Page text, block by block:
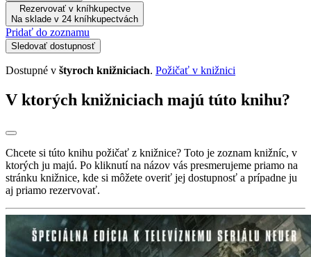
Rezervovať v kníhkupectve
Na sklade v 24 kníhkupectvách
Pridať do zoznamu
Sledovať dostupnosť
Dostupné v štyroch knižniciach. Požičať v knižnici
V ktorých knižniciach majú túto knihu?
Chcete si túto knihu požičať z knižnice? Toto je zoznam knižníc, v
ktorých ju majú. Po kliknutí na názov vás presmerujeme priamo na
stránku knižnice, kde si môžete overiť jej dostupnosť a prípadne ju
aj priamo rezervovať.